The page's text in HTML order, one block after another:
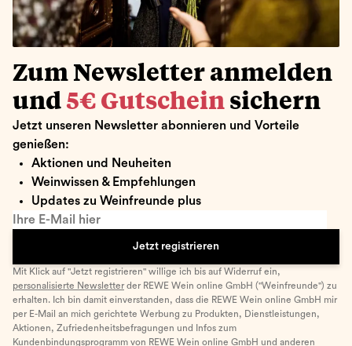
Zum Newsletter anmelden
und 5€ Gutschein sichern
Jetzt unseren Newsletter abonnieren und Vorteile
genießen:
Aktionen und Neuheiten
Weinwissen & Empfehlungen
Updates zu Weinfreunde plus
Ihre E-Mail hier
Jetzt registrieren
Mit Klick auf "Jetzt registrieren" willige ich bis auf Widerruf ein,
personalisierte Newsletter der REWE Wein online GmbH ("Weinfreunde") zu
erhalten. Ich bin damit einverstanden, dass die REWE Wein online GmbH mir
per E-Mail an mich gerichtete Werbung zu Produkten, Dienstleistungen,
Aktionen, Zufriedenheitsbefragungen und Infos zum
Kundenbindungsprogramm von REWE Wein online GmbH und anderen